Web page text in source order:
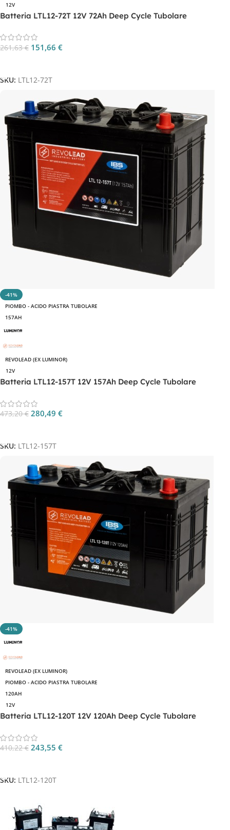
12V
Batteria LTL12-72T 12V 72Ah Deep Cycle Tubolare
261,63€ 151,66 €
SKU: LTL12-72T
-41%
PIOMBO - ACIDO PIASTRA TUBOLARE
157AH
REVOLEAD (EX LUMINOR)
12V
Batteria LTL12-157T 12V 157Ah Deep Cycle Tubolare
473,20€ 280,49 €
SKU: LTL12-157T
-41%
REVOLEAD (EX LUMINOR)
PIOMBO - ACIDO PIASTRA TUBOLARE
120AH
12V
Batteria LTL12-120T 12V 120Ah Deep Cycle Tubolare
410,22€ 243,55 €
SKU: LTL12-120T